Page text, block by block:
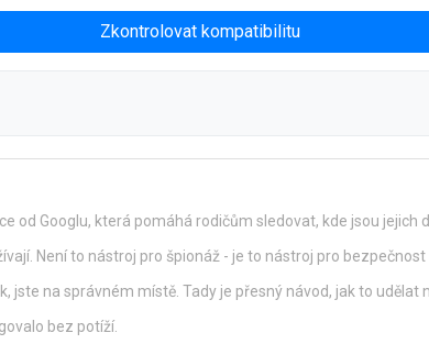
Zkontrolovat kompatibilitu
od Googlu, která pomáhá rodičům sledovat, kde jsou jejich
Není to nástroj pro špionáž - je to nástroj pro bezpečnost
jste na správném místě. Tady je přesný návod, jak to udělat
bez potíží.